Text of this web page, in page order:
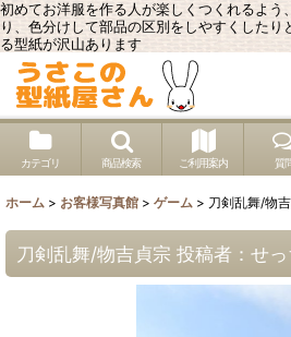
初めてお洋服を作る人が楽しくつくれるよう
り、色分けして部品の区別をしやすくしたり
る型紙が沢山あります
カテゴリ 商品検索 ご利用案内 質
ホーム > お客様写真館 > ゲーム > 刀剣乱舞/物
刀剣乱舞/物吉貞宗 投稿者：せ